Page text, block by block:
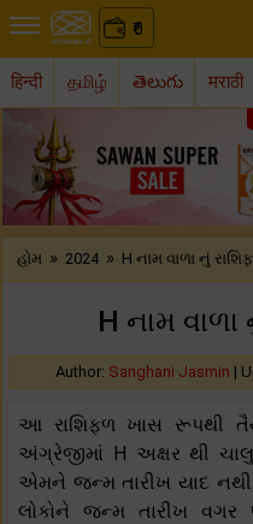
₹
0
हिन्दी தமிழ் తెలుగు मराठी
Previous
હોમ » 2024 » H નામ વાળા નું રાશિફ..
H નામ
Author: Sanghani Jasmin |
આ રાશિફળ ખાસ રૂપથી
અંગ્રેજીમાં H અક્ષર થી
એમને જન્મ તારીખ યાદ
લોકોને જન્મ તારીખ વગર